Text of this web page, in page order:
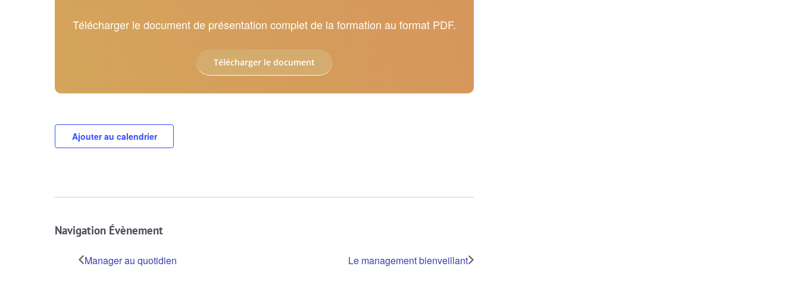
Télécharger le document de présentation complet de la formation au format PDF.
Télécharger le document
Ajouter au calendrier
Navigation Évènement
Manager au quotidien Le management bienveillant